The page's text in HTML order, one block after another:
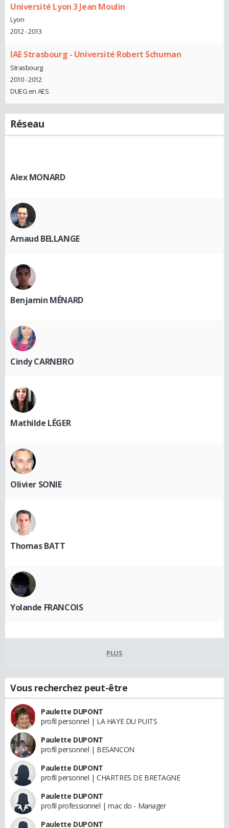
Université Lyon 3 Jean Moulin
Lyon
2012 - 2013
IAE Strasbourg - Université Robert Schuman
Strasbourg
2010 - 2012
DUEG en AES
Réseau
Alex MONARD
Arnaud BELLANGE
Benjamin MÉNARD
Cindy CARNEIRO
Mathilde LÉGER
Olivier SONIE
Thomas BATT
Yolande FRANCOIS
PLUS
Vous recherchez peut-être
Paulette DUPONT
profil personnel | LA HAYE DU PUITS
Paulette DUPONT
profil personnel | BESANCON
Paulette DUPONT
profil personnel | CHARTRES DE BRETAGNE
Paulette DUPONT
profil professionnel | mac do - Manager
Paulette DUPONT